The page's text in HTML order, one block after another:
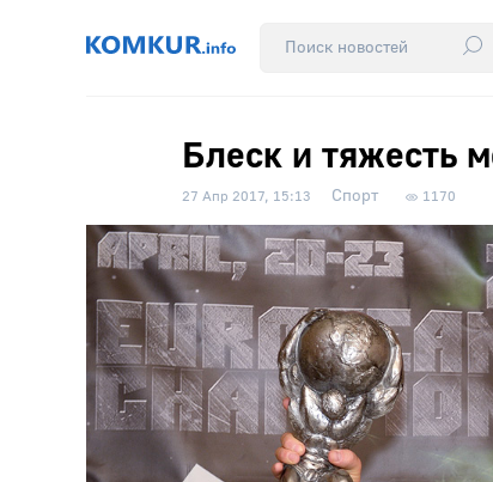
Блеск и тяжесть
27 Апр 2017, 15:13 Спорт 1170